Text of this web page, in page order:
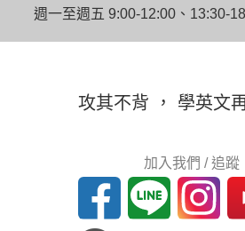
週一至週五 9:00-12:00、13:30-
攻其不背 ， 學英文
加入我們 / 追蹤